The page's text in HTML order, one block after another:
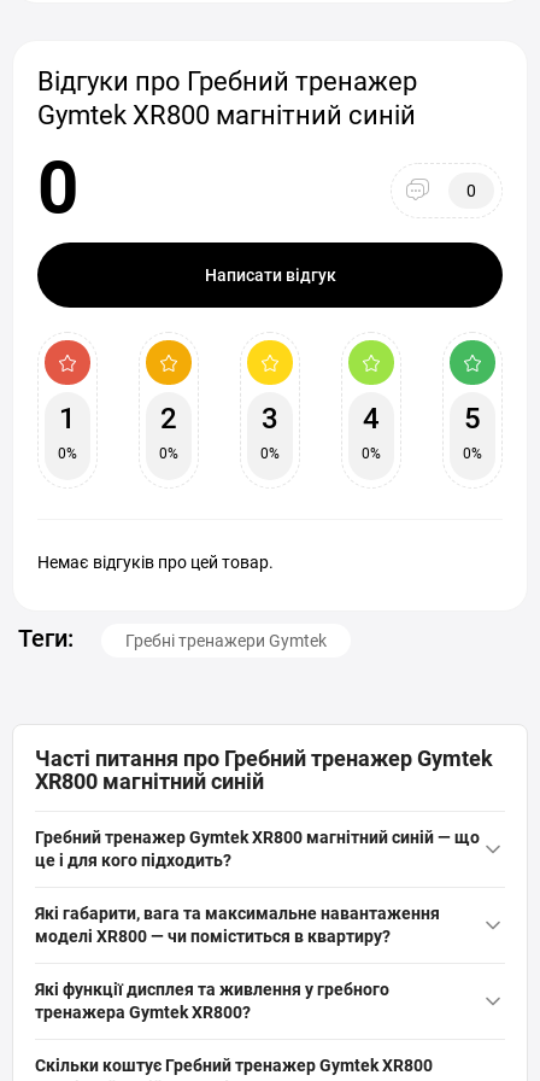
Відгуки про Гребний тренажер
Gymtek XR800 магнітний синій
0 0
Написати відгук
1
0%
2
0%
3
0%
4
0%
5
0%
Немає відгуків про цей товар.
Теги: Гребні тренажери Gymtek
Часті питання про Гребний тренажер Gymtek
XR800 магнітний синій
Гребний тренажер Gymtek XR800 магнітний синій — що
це і для кого підходить?
складний домашній гребний тренажер з магнітним опором, 16
дорослих до 120 кг і ростом до 195 см, підсилює ефективність
тренувань для греблі, схуднення, реабілітації та кросфіту
Які габарити, вага та максимальне навантаження
моделі XR800 — чи поміститься в квартиру?
см, вага тренажера 18,5 кг, конструкція складна з
користувача — 120 кг, тому XR800 компактно зберігається та
Які функції дисплея та живлення у гребного
тренажера Gymtek XR800?
Скільки коштує Гребний тренажер Gymtek XR800